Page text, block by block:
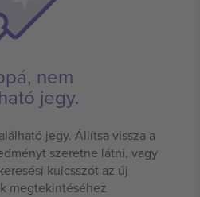
nem
jegy.
jegy. Állítsa vissza a
szeretne látni, vagy
kulcsszót az új
megtekintéséhez